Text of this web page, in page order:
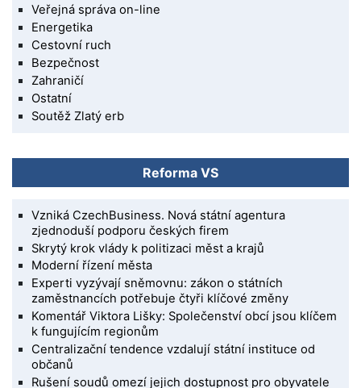
Veřejná správa on-line
Energetika
Cestovní ruch
Bezpečnost
Zahraničí
Ostatní
Soutěž Zlatý erb
Reforma VS
Vzniká CzechBusiness. Nová státní agentura
zjednoduší podporu českých firem
Skrytý krok vlády k politizaci měst a krajů
Moderní řízení města
Experti vyzývají sněmovnu: zákon o státních
zaměstnancích potřebuje čtyři klíčové změny
Komentář Viktora Lišky: Společenství obcí jsou klíčem
k fungujícím regionům
Centralizační tendence vzdalují státní instituce od
občanů
Rušení soudů omezí jejich dostupnost pro obyvatele